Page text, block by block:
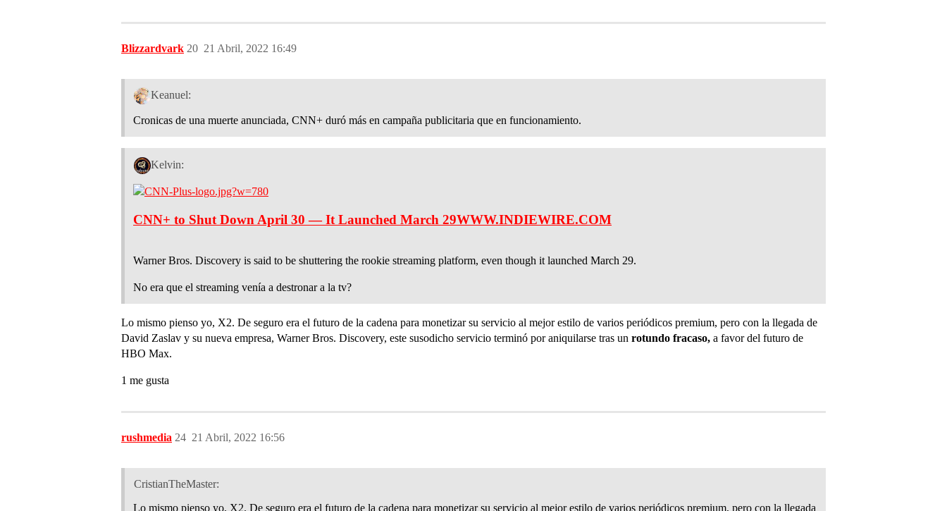
Blizzardvark 21 Abril, 2022 16:49
20
Keanuel:
Cronicas de una muerte anunciada, CNN+ duró más en campaña publicitaria que en funcionamiento.
Kelvin:
CNN+ to Shut Down April 30 — It Launched March 29WWW.INDIEWIRE.COM
Warner Bros. Discovery is said to be shuttering the rookie streaming platform, even though it launched March 29.
No era que el streaming venía a destronar a la tv?
Lo mismo pienso yo, X2. De seguro era el futuro de la cadena para monetizar su servicio al mejor estilo de varios periódicos premium, pero con la llegada de
David Zaslav y su nueva empresa, Warner Bros. Discovery, este susodicho servicio terminó por aniquilarse tras un rotundo fracaso, a favor del futuro de
HBO Max.
1 me gusta
rushmedia 21 Abril, 2022 16:56
24
CristianTheMaster:
Lo mismo pienso yo, X2. De seguro era el futuro de la cadena para monetizar su servicio al mejor estilo de varios periódicos premium, pero con la llegada